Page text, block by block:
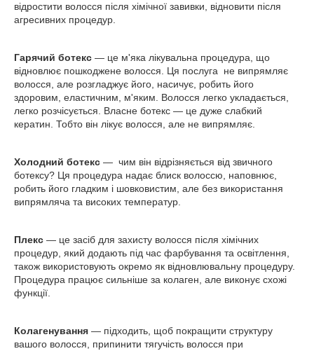
відростити волосся після хімічної завивки, відновити після
агресивних процедур.
Гарячий ботекс — це м'яка лікувальна процедура, що
відновлює пошкоджене волосся. Ця послуга не випрямляє
волосся, але розгладжує його, насичує, робить його
здоровим, еластичним, м'яким. Волосся легко укладається,
легко розчісується. Власне ботекс — це дуже слабкий
кератин. Тобто він лікує волосся, але не випрямляє.
Холодний ботекс — чим він відрізняється від звичного
ботексу? Ця процедура надає блиск волоссю, наповнює,
робить його гладким і шовковистим, але без використання
випрямляча та високих температур.
Плекс — це засіб для захисту волосся після хімічних
процедур, який додають під час фарбування та освітлення,
також використовують окремо як відновлювальну процедуру.
Процедура працює сильніше за колаген, але виконує схожі
функції.
Колагенування — підходить, щоб покращити структуру
вашого волосся, припинити тягучість волосся при